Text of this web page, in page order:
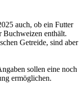
auch, ob ein Futter
Buchweizen enthält.
Getreide, sind aber
sollen eine noch
ermöglichen.